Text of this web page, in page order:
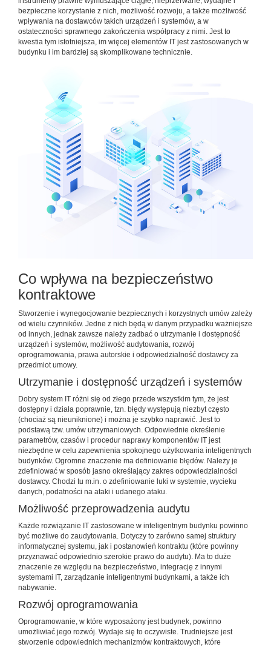
bezpieczne korzystanie z nich, możliwość rozwoju, a także możliwość
wpływania na dostawców takich urządzeń i systemów, a w
ostateczności sprawnego zakończenia współpracy z nimi. Jest to
kwestia tym istotniejsza, im więcej elementów IT jest zastosowanych w
budynku i im bardziej są skomplikowane technicznie.
Co wpływa na bezpieczeństwo
kontraktowe
Stworzenie i wynegocjowanie bezpiecznych i korzystnych umów zależy
od wielu czynników. Jedne z nich będą w danym przypadku ważniejsze
od innych, jednak zawsze należy zadbać o utrzymanie i dostępność
urządzeń i systemów, możliwość audytowania, rozwój
oprogramowania, prawa autorskie i odpowiedzialność dostawcy za
przedmiot umowy.
Utrzymanie i dostępność urządzeń i systemów
Dobry system IT różni się od złego przede wszystkim tym, że jest
dostępny i działa poprawnie, tzn. błędy występują niezbyt często
(chociaż są nieuniknione) i można je szybko naprawić. Jest to
podstawą tzw. umów utrzymaniowych. Odpowiednie określenie
parametrów, czasów i procedur naprawy komponentów IT jest
niezbędne w celu zapewnienia spokojnego użytkowania inteligentnych
budynków. Ogromne znaczenie ma definiowanie błędów. Należy je
zdefiniować w sposób jasno określający zakres odpowiedzialności
dostawcy. Chodzi tu m.in. o zdefiniowanie luki w systemie, wycieku
danych, podatności na ataki i udanego ataku.
Możliwość przeprowadzenia audytu
Każde rozwiązanie IT zastosowane w inteligentnym budynku powinno
być możliwe do zaudytowania. Dotyczy to zarówno samej struktury
informatycznej systemu, jak i postanowień kontraktu (które powinny
przyznawać odpowiednio szerokie prawo do audytu). Ma to duże
znaczenie ze względu na bezpieczeństwo, integrację z innymi
systemami IT, zarządzanie inteligentnymi budynkami, a także ich
nabywanie.
Rozwój oprogramowania
Oprogramowanie, w które wyposażony jest budynek, powinno
umożliwiać jego rozwój. Wydaje się to oczywiste. Trudniejsze jest
stworzenie odpowiednich mechanizmów kontraktowych, które